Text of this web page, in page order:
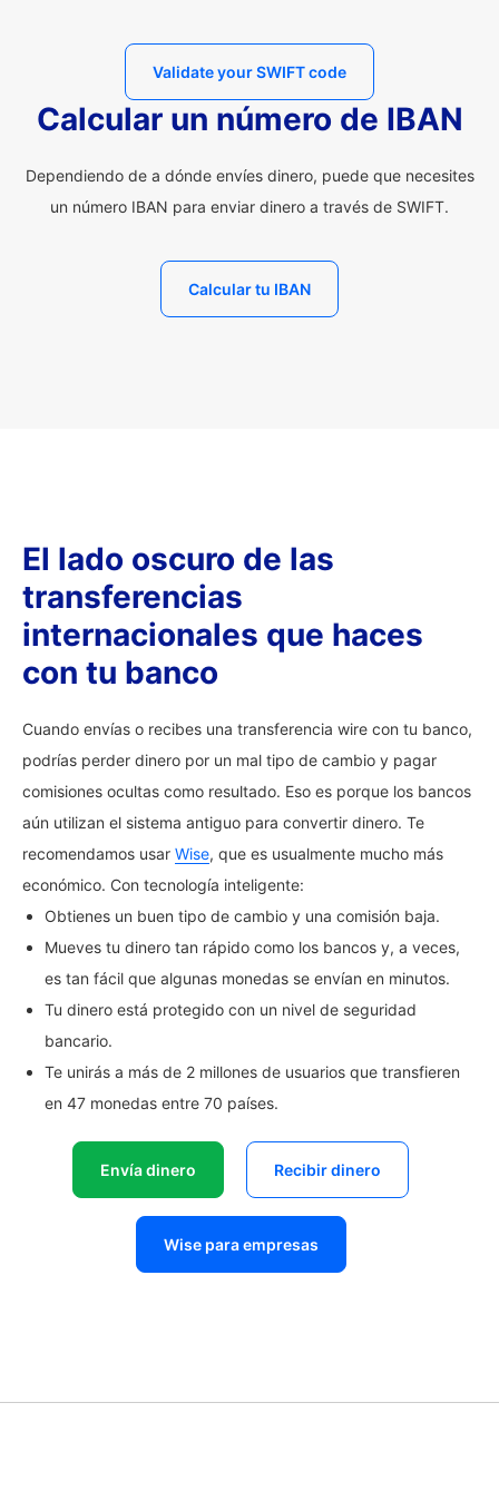
Validate your SWIFT code
Calcular un número de IBAN
Dependiendo de a dónde envíes dinero, puede que necesites
un número IBAN para enviar dinero a través de SWIFT.
Calcular tu IBAN
El lado oscuro de las
transferencias
internacionales que haces
con tu banco
Cuando envías o recibes una transferencia wire con tu banco,
podrías perder dinero por un mal tipo de cambio y pagar
comisiones ocultas como resultado. Eso es porque los bancos
aún utilizan el sistema antiguo para convertir dinero. Te
recomendamos usar Wise, que es usualmente mucho más
económico. Con tecnología inteligente:
Obtienes un buen tipo de cambio y una comisión baja.
Mueves tu dinero tan rápido como los bancos y, a veces,
es tan fácil que algunas monedas se envían en minutos.
Tu dinero está protegido con un nivel de seguridad
bancario.
Te unirás a más de 2 millones de usuarios que transfieren
en 47 monedas entre 70 países.
Envía dinero Recibir dinero
Wise para empresas